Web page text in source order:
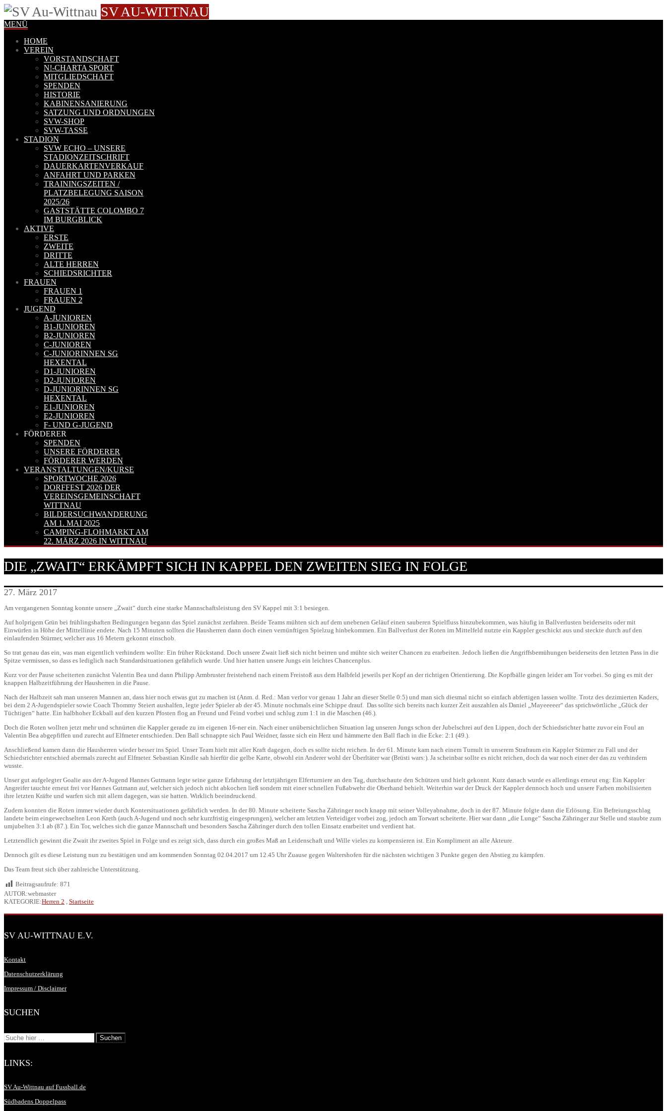
SV AU-WITTNAU
MENÜ
HOME
VEREIN
VORSTANDSCHAFT
N!-CHARTA SPORT
MITGLIEDSCHAFT
SPENDEN
HISTORIE
KABINENSANIERUNG
SATZUNG UND ORDNUNGEN
SVW-SHOP
SVW-TASSE
STADION
SVW ECHO – UNSERE
STADIONZEITSCHRIFT
DAUERKARTENVERKAUF
ANFAHRT UND PARKEN
TRAININGSZEITEN /
PLATZBELEGUNG SAISON
2025/26
GASTSTÄTTE COLOMBO 7
IM BURGBLICK
AKTIVE
ERSTE
ZWEITE
DRITTE
ALTE HERREN
SCHIEDSRICHTER
FRAUEN
FRAUEN 1
FRAUEN 2
JUGEND
A-JUNIOREN
B1-JUNIOREN
B2-JUNIOREN
C-JUNIOREN
C-JUNIORINNEN SG
HEXENTAL
D1-JUNIOREN
D2-JUNIOREN
D-JUNIORINNEN SG
HEXENTAL
E1-JUNIOREN
E2-JUNIOREN
F- UND G-JUGEND
FÖRDERER
SPENDEN
UNSERE FÖRDERER
FÖRDERER WERDEN
VERANSTALTUNGEN/KURSE
SPORTWOCHE 2026
DORFFEST 2026 DER
VEREINSGEMEINSCHAFT
WITTNAU
BILDERSUCHWANDERUNG
AM 1. MAI 2025
CAMPING-FLOHMARKT AM
22. MÄRZ 2026 IN WITTNAU
DIE „ZWAIT“ ERKÄMPFT SICH IN KAPPEL DEN ZWEITEN SIEG IN FOLGE
27. März 2017
Am vergangenen Sonntag konnte unsere „Zwait“ durch eine starke Mannschaftsleistung den SV Kappel mit 3:1 besiegen.
Auf holprigem Grün bei frühlingshaften Bedingungen begann das Spiel zunächst zerfahren. Beide Teams mühten sich auf dem unebenen Geläuf einen sauberen Spielfluss hinzubekommen, was häufig in Ballverlusten beiderseits oder mit
Einwürfen in Höhe der Mittellinie endete. Nach 15 Minuten sollten die Hausherren dann doch einen vernünftigen Spielzug hinbekommen. Ein Ballverlust der Roten im Mittelfeld nutzte ein Kappler geschickt aus und steckte durch auf den
einlaufenden Stürmer, welcher aus 16 Metern gekonnt einschob.
So trat genau das ein, was man eigentlich verhindern wollte: Ein früher Rückstand. Doch unsere Zwait ließ sich nicht beirren und mühte sich weiter Chancen zu erarbeiten. Jedoch ließen die Angriffsbemühungen beiderseits den letzten Pass in die
Spitze vermissen, so dass es lediglich nach Standardsituationen gefährlich wurde. Und hier hatten unsere Jungs ein leichtes Chancenplus.
Kurz vor der Pause scheiterten zunächst Valentin Bea und dann Philipp Armbruster freistehend nach einem Freistoß aus dem Halbfeld jeweils per Kopf an der richtigen Orientierung. Die Kopfbälle gingen leider am Tor vorbei. So ging es mit der
knappen Halbzeitführung der Hausherren in die Pause.
Nach der Halbzeit sah man unseren Mannen an, dass hier noch etwas gut zu machen ist (Anm. d. Red.: Man verlor vor genau 1 Jahr an dieser Stelle 0:5) und man sich diesmal nicht so einfach abfertigen lassen wollte. Trotz des dezimierten Kaders,
bei dem 2 A-Jugendspieler sowie Coach Thommy Steiert aushalfen, legte jeder Spieler ab der 45. Minute nochmals eine Schippe drauf. Das sollte sich bereits nach kurzer Zeit auszahlen als Daniel „Mayeeeeer“ das sprichwörtliche „Glück der
Tüchtigen“ hatte. Ein halbhoher Eckball auf den kurzen Pfosten flog an Freund und Feind vorbei und schlug zum 1:1 in die Maschen (46.).
Doch die Roten wollten jetzt mehr und schnürten die Kappler gerade zu im eigenen 16-ner ein. Nach einer unübersichtlichen Situation lag unseren Jungs schon der Jubelschrei auf den Lippen, doch der Schiedsrichter hatte zuvor ein Foul an
Valentin Bea abgepfiffen und zurecht auf Elfmeter entschieden. Den Ball schnappte sich Paul Weidner, fasste sich ein Herz und hämmerte den Ball flach in die Ecke: 2:1 (49.).
Anschließend kamen dann die Hausherren wieder besser ins Spiel. Unser Team hielt mit aller Kraft dagegen, doch es sollte nicht reichen. In der 61. Minute kam nach einem Tumult in unserem Strafraum ein Kappler Stürmer zu Fall und der
Schiedsrichter entschied abermals zurecht auf Elfmeter. Sebastian Kindle sah hierfür die gelbe Karte, obwohl ein Anderer wohl der Überltäter war (Brüsti wars:). Ja scheinbar sollte es nicht reichen, doch da war noch einer der das zu verhindern
wusste.
Unser gut aufgelegter Goalie aus der A-Jugend Hannes Gutmann legte seine ganze Erfahrung der letztjährigen Elferturniere an den Tag, durchschaute den Schützen und hielt gekonnt. Kurz danach wurde es allerdings erneut eng: Ein Kappler
Angreifer tauchte erneut frei vor Hannes Gutmann auf, welcher sich jedoch nicht abkochen ließ sondern mit einer schnellen Fußabwehr die Oberhand behielt. Weiterhin war der Druck der Kappler dennoch hoch und unsere Farben mobilisierten
ihre letzten Kräfte und warfen sich mit allem dagegen, was sie hatten. Wirklich beeindruckend.
Zudem konnten die Roten immer wieder durch Kontersituationen gefährlich werden. In der 80. Minute scheiterte Sascha Zähringer noch knapp mit seiner Volleyabnahme, doch in der 87. Minute folgte dann die Erlösung. Ein Befreiungsschlag
landete beim eingewechselten Leon Kreth (auch A-Jugend und noch sehr kurzfristig eingesprungen), welcher am letzten Verteidiger vorbei zog, jedoch am Torwart scheiterte. Hier war dann „die Lunge“ Sascha Zähringer zur Stelle und staubte zum
umjubelten 3:1 ab (87.). Ein Tor, welches sich die ganze Mannschaft und besonders Sascha Zähringer durch den tollen Einsatz erarbeitet und verdient hat.
Letztendlich gewinnt die Zwait ihr zweites Spiel in Folge und es zeigt sich, dass durch ein großes Maß an Leidenschaft und Wille vieles zu kompensieren ist. Ein Kompliment an alle Akteure.
Dennoch gilt es diese Leistung nun zu bestätigen und am kommenden Sonntag 02.04.2017 um 12.45 Uhr Zuause gegen Waltershofen für die nächsten wichtigen 3 Punkte gegen den Abstieg zu kämpfen.
Das Team freut sich über zahlreiche Unterstützung.
Beitragsaufrufe: 871
AUTOR:webmaster
KATEGORIE:Herren 2 , Startseite
SV AU-WITTNAU E.V.
Kontakt
Datenschutzerklärung
Impressum / Disclaimer
SUCHEN
LINKS:
SV Au-Wittnau auf Fussball.de
Südbadens Doppelpass